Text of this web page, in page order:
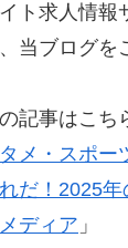
ト求人情報
当ブログを
記事はこち
メ・スポー
だ！2025
ディア 」